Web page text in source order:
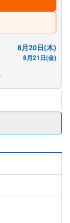
8月20日(木)
8月21日(金)